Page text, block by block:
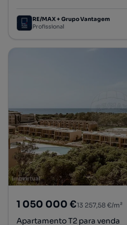
RE/MAX + Grupo Vantagem
Profissional
1 050 000 €13 257,58 €/m²
Apartamento T2 para venda